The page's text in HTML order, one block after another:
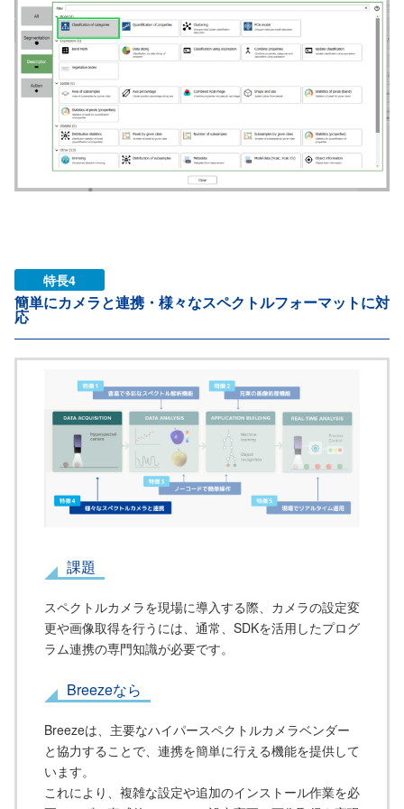
特長4
簡単にカメラと連携・様々なスペクトルフォーマットに対
応
課題
スペクトルカメラを現場に導入する際、カメラの設定変
更や画像取得を行うには、通常、SDKを活用したプログ
ラム連携の専門知識が必要です。
Breezeなら
Breezeは、主要なハイパースペクトルカメラベンダー
と協力することで、連携を簡単に行える機能を提供して
います。
これにより、複雑な設定や追加のインストール作業を必